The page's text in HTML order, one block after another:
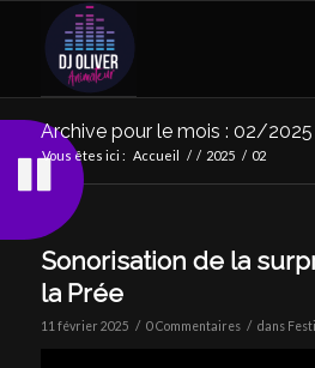
Archive pour le mois : 02/2025
Vous êtes ici : Accueil / / 2025 / 02
Sonorisation de la
la Prée
11 février 2025 / 0 Commentaires / dans